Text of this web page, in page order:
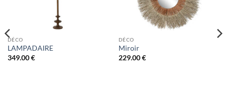
DÉCO
LAMPADAIRE
349.00€
DÉCO
Miroir
229.00€